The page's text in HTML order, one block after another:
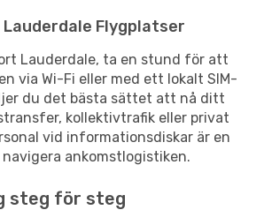
Flygplatser
Lauderdale, ta en stund för att
via Wi-Fi eller med ett lokalt SIM-
du det bästa sättet att nå ditt
kollektivtrafik eller privat
vid informationsdiskar är en
ankomstlogistiken.
steg för steg